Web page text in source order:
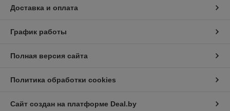
Доставка и оплата
График работы
Полная версия сайта
Политика обработки cookies
Сайт создан на платформе Deal.by